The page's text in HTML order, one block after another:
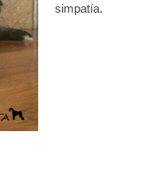
simpatía.